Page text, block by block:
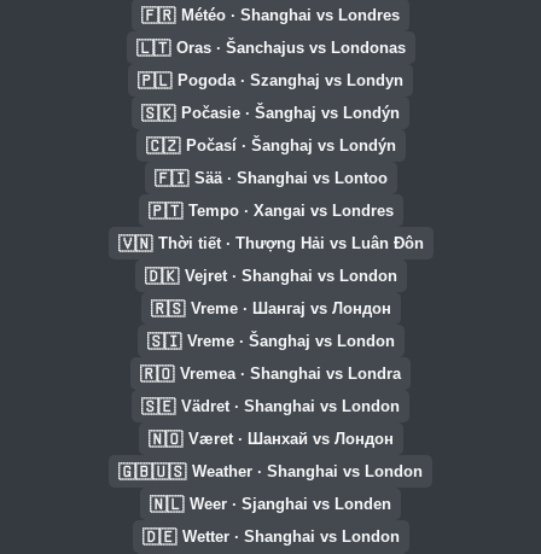
🇫🇷 Météo · Shanghai vs Londres
🇱🇹 Oras · Šanchajus vs Londonas
🇵🇱 Pogoda · Szanghaj vs Londyn
🇸🇰 Počasie · Šanghaj vs Londýn
🇨🇿 Počasí · Šanghaj vs Londýn
🇫🇮 Sää · Shanghai vs Lontoo
🇵🇹 Tempo · Xangai vs Londres
🇻🇳 Thời tiết · Thượng Hải vs Luân Đôn
🇩🇰 Vejret · Shanghai vs London
🇷🇸 Vreme · Шангај vs Лондон
🇸🇮 Vreme · Šanghaj vs London
🇷🇴 Vremea · Shanghai vs Londra
🇸🇪 Vädret · Shanghai vs London
🇳🇴 Været · Шанхай vs Лондон
🇬🇧🇺🇸 Weather · Shanghai vs London
🇳🇱 Weer · Sjanghai vs Londen
🇩🇪 Wetter · Shanghai vs London